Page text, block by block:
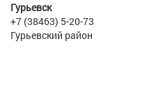
Гурьевск
+7 (38463) 5-20-73
Гурьевский район